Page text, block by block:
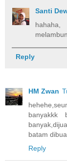
Santi
Reply
HM Zwan
banyakkk
batam
Reply